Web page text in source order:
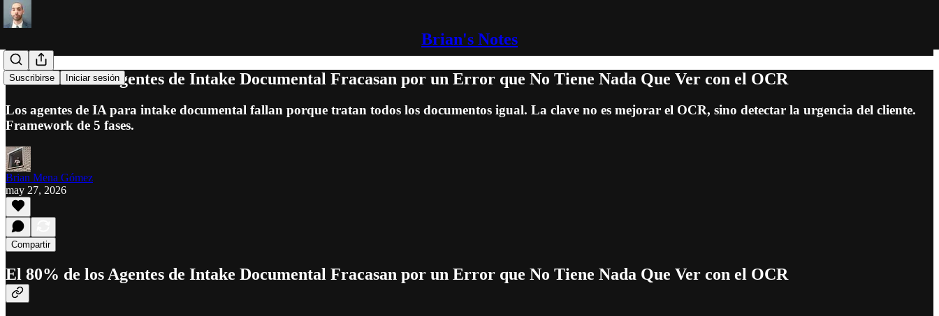
Brian's Notes
Suscribirse Iniciar sesión
El 80% de los Agentes de Intake Documental Fracasan por un Error que No Tiene Nada Que Ver con el OCR
Los agentes de IA para intake documental fallan porque tratan todos los documentos igual. La clave no es mejorar el OCR, sino detectar la urgencia del cliente.
Framework de 5 fases.
Brian Mena Gómez
may 27, 2026
Compartir
El 80% de los Agentes de Intake Documental Fracasan por un Error que No Tiene Nada Que Ver con el OCR